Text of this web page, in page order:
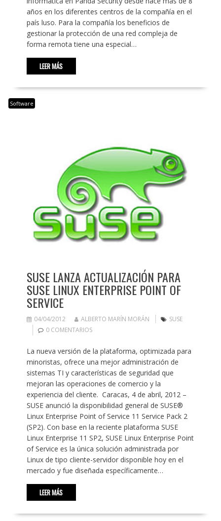
años en los diferentes centros de la compañía en el
país luso. Para la compañía los beneficios de
gestionar la protección de una red compleja de
forma remota tiene una especial…
LEER MÁS
Software
SUSE LANZA ACTUALIZACIÓN PARA
SUSE LINUX ENTERPRISE POINT OF
SERVICE
04/04/2012 ALBERTO MARÍN MORÁN
SUSE
0 COMENTARIOS
La nueva versión de la plataforma, optimizada para
minoristas, ofrece una mejor administración de
sistemas TI y características de seguridad que
mejoran las operaciones de comercio y la
experiencia del cliente. Caracas, 4 de abril, 2012 –
SUSE anunció la disponibilidad general de SUSE®
Linux Enterprise Point of Service 11 Service Pack 2
(SP2). Con base en la reciente plataforma SUSE
Linux Enterprise 11 SP2, SUSE Linux Enterprise Point
of Service es la única solución administrada por
Linux de tipo cliente-servidor disponible hoy en el
mercado y fue diseñada específicamente…
LEER MÁS